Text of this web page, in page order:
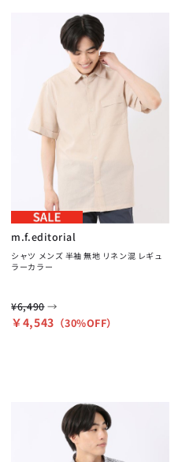
m.f.editorial
シャツ メンズ 半袖 無地 リネン混 レギュ
ラーカラー
¥6,490 →
￥4,543 （30%OFF）